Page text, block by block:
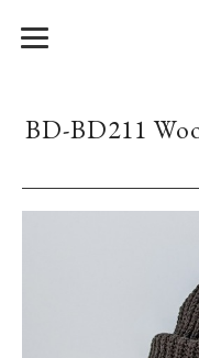
BD-BD211